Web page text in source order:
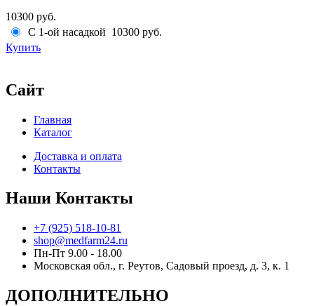
10300 руб.
С 1-ой насадкой 10300 руб.
Купить
Сайт
Главная
Каталог
Доставка и оплата
Контакты
Наши Контакты
+7 (925) 518-10-81
shop@medfarm24.ru
Пн-Пт 9.00 - 18.00
Московская обл., г. Реутов, Садовый проезд, д. 3, к. 1
ДОПОЛНИТЕЛЬНО